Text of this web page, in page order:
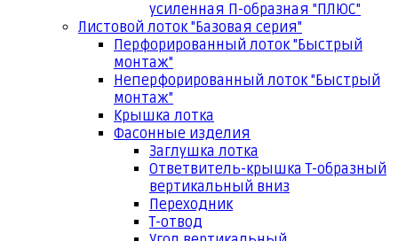
усиленная П-образная "ПЛЮС"
Листовой лоток "Базовая серия"
Перфорированный лоток "Быстрый
монтаж"
Неперфорированный лоток "Быстрый
монтаж"
Крышка лотка
Фасонные изделия
Заглушка лотка
Ответвитель-крышка Т-образный
вертикальный вниз
Переходник
Т-отвод